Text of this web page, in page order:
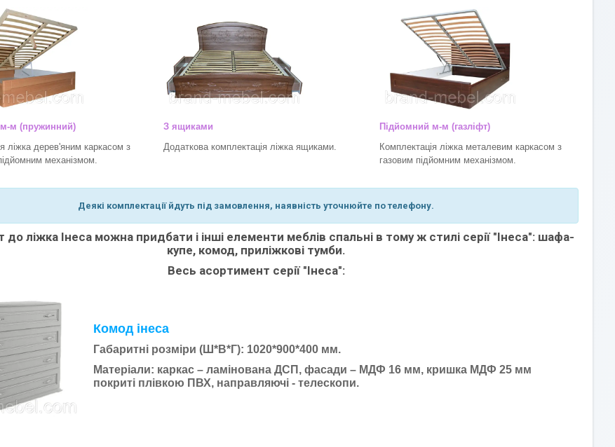
м (пружинний)
ліжка дерев'яним каркасом з
механізмом.
З ящиками
Додаткова комплектація ліжка ящиками.
Підйомний м-м (газліфт)
Комплектація ліжка металевим каркасом з
газовим підйомним механізмом.
Деякі комплектації йдуть під замовлення, наявність уточнюйте по телефону.
до ліжка Інеса можна придбати і інші елементи меблів спальні в тому ж стилі серії "Інеса": шафа-
купе, комод, приліжкові тумби.
Весь асортимент серії "Інеса":
Комод інеса
Габаритні розміри (Ш*В*Г): 1020*900*400 мм.
Матеріали: каркас – ламінована ДСП, фасади – МДФ 16 мм, кришка МДФ 25 мм
покриті плівкою ПВХ, направляючі - телескопи.